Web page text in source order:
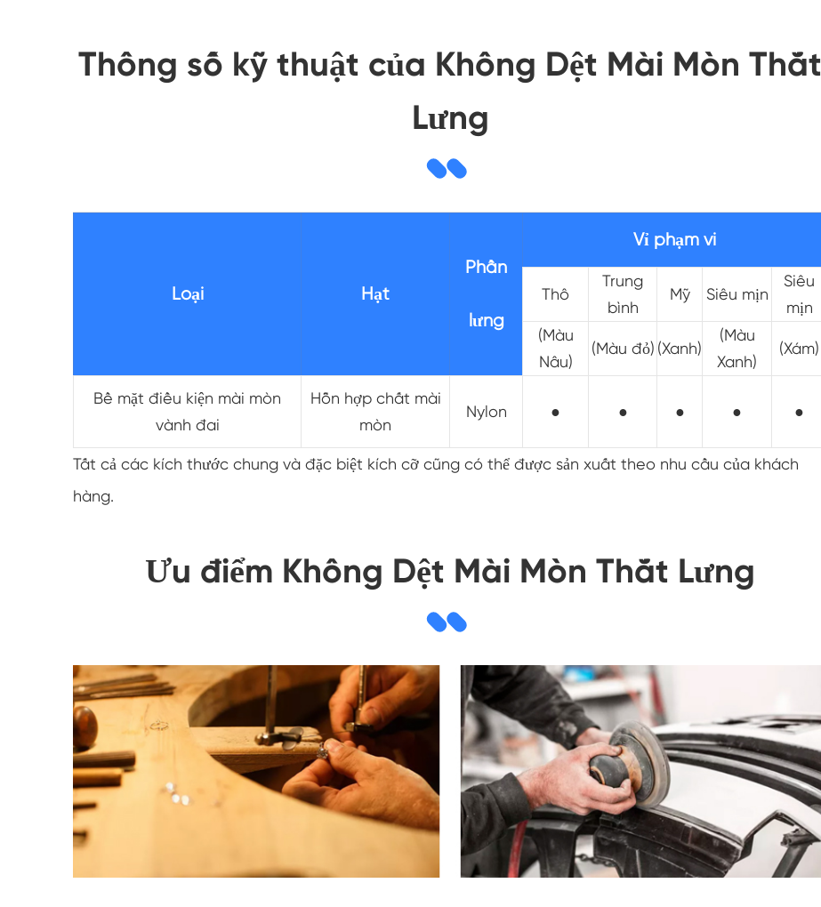
Thông số kỹ thuật của Không Dệt Mài Mòn Thắt
Lưng
Loại Hạt
Phần
lưng
Vỉ phạm vi
Thô
Trung
bình
Mỹ Siêu mịn
Siêu
mịn
(Màu
Nâu)
(Màu đỏ) (Xanh)
(Màu
Xanh)
(Xám)
Bề mặt điều kiện mài mòn
vành đai
Hỗn hợp chất mài
mòn
Nylon ● ● ● ● ●
Tất cả các kích thước chung và đặc biệt kích cỡ cũng có thể được sản xuất theo nhu cầu của khách
hàng.
Ưu điểm Không Dệt Mài Mòn Thắt Lưng